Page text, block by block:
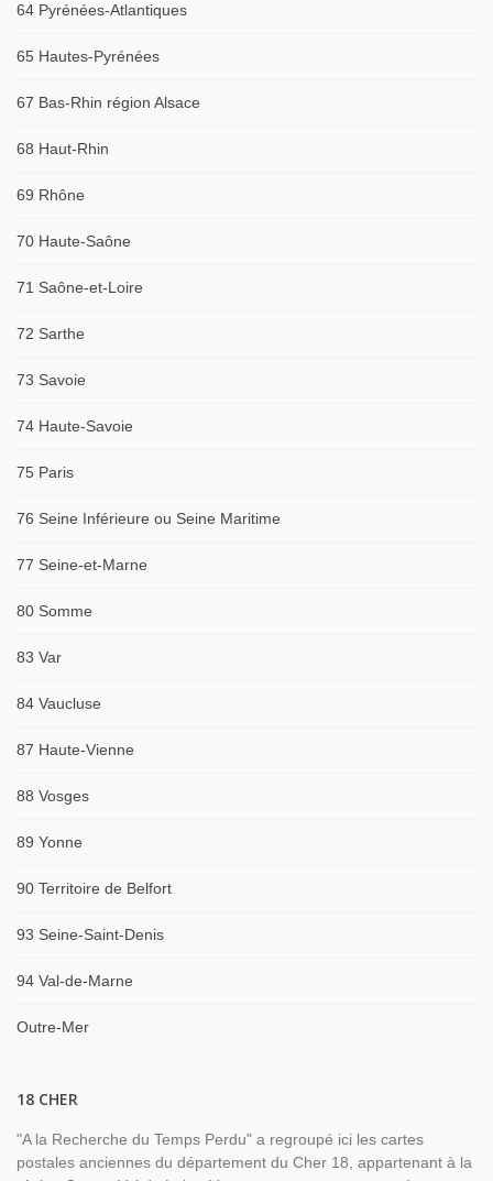
64 Pyrénées-Atlantiques
65 Hautes-Pyrénées
67 Bas-Rhin région Alsace
68 Haut-Rhin
69 Rhône
70 Haute-Saône
71 Saône-et-Loire
72 Sarthe
73 Savoie
74 Haute-Savoie
75 Paris
76 Seine Inférieure ou Seine Maritime
77 Seine-et-Marne
80 Somme
83 Var
84 Vaucluse
87 Haute-Vienne
88 Vosges
89 Yonne
90 Territoire de Belfort
93 Seine-Saint-Denis
94 Val-de-Marne
Outre-Mer
18 CHER
"A la Recherche du Temps Perdu" a regroupé ici les cartes
postales anciennes du département du Cher 18, appartenant à la